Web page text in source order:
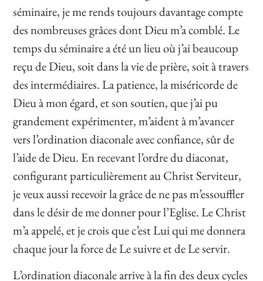
séminaire, je me rends toujours davantage compte
des nombreuses grâces dont Dieu m’a comblé. Le
temps du séminaire a été un lieu où j’ai beaucoup
reçu de Dieu, soit dans la vie de prière, soit à travers
des intermédiaires. La patience, la miséricorde de
Dieu à mon égard, et son soutien, que j’ai pu
grandement expérimenter, m’aident à m’avancer
vers l’ordination diaconale avec confiance, sûr de
l’aide de Dieu. En recevant l’ordre du diaconat,
configurant particulièrement au Christ Serviteur,
je veux aussi recevoir la grâce de ne pas m’essouffler
dans le désir de me donner pour l’Eglise. Le Christ
m’a appelé, et je crois que c’est Lui qui me donnera
chaque jour la force de Le suivre et de Le servir.
L’ordination diaconale arrive à la fin des deux cycles